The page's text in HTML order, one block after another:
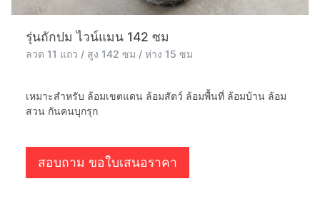
รุ่นถักปม ไวน์แมน 142 ซม
ลวด 11 แถว / สูง 142 ซม / ห่าง 15 ซม
เหมาะสำหรับ ล้อมเขตแดน ล้อมสัตว์ ล้อมพื้นที่ ล้อมบ้าน ล้อม
สวน กันคนบุกรุก
สอบถาม ขอใบเสนอราคา